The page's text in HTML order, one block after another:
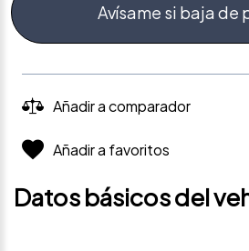
Avísame si baja de
Añadir a comparador
Añadir a favoritos
Datos básicos del